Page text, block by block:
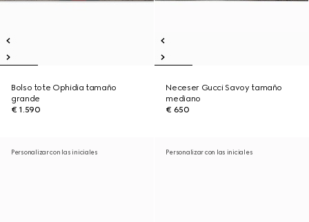
Bolso tote Ophidia tamaño
grande
€ 1.590
Neceser Gucci Savoy tamaño
mediano
€ 650
Personalizar con las iniciales Personalizar con las iniciales